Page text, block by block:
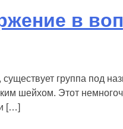
в
группа под
Этот
[…]